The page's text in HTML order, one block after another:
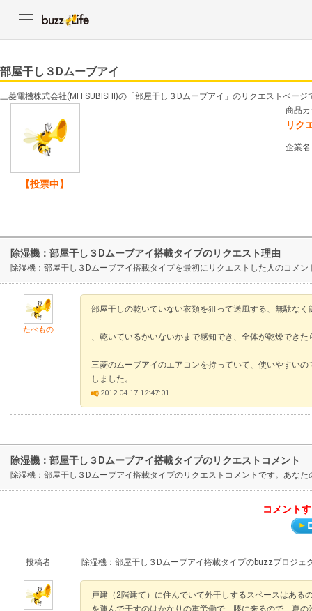
部屋干し３Dムーブアイ
三菱電機株式会社(MITSUBISHI)の「部屋干し３Dムーブアイ」のリクエストページ
【投票中】
商品
リク
企業
除湿機：部屋干し３Dムーブアイ搭載タイプのリクエスト理由
除湿機：部屋干し３Dムーブアイ搭載タイプを最初にリクエストした人のコメン
たべもの
部屋干しの乾いていない衣類を狙って送風する、無駄な
、乾いているかいないかまで感知でき、全体が乾燥でき
三菱のムーブアイのエアコンを持っていて、使いやすい
しました。
2012-04-17 12:47:01
除湿機：部屋干し３Dムーブアイ搭載タイプのリクエストコメント
除湿機：部屋干し３Dムーブアイ搭載タイプのリクエストコメントです。あな
コメント
投稿者 除湿機：部屋干し３Dムーブアイ搭載タイプのbuzzプロジェ
戸建（2階建て）に住んでいて外干しするスペースはある
を運んで干すのはかなりの重労働で、膝に来るので、夏